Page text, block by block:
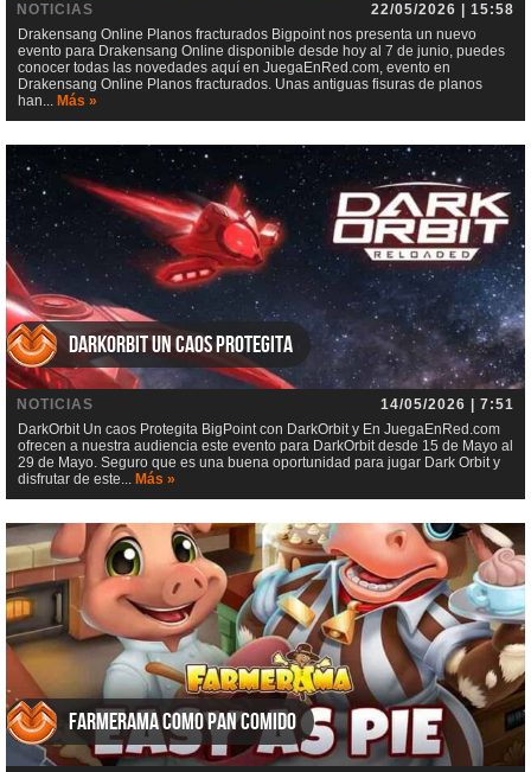
NOTICIAS
22/05/2026 | 15:58
Drakensang Online Planos fracturados Bigpoint nos presenta un nuevo
evento para Drakensang Online disponible desde hoy al 7 de junio, puedes
conocer todas las novedades aquí en JuegaEnRed.com, evento en
Drakensang Online Planos fracturados. Unas antiguas fisuras de planos
han... Más »
DarkOrbit Un caos Protegita
NOTICIAS
14/05/2026 | 7:51
DarkOrbit Un caos Protegita BigPoint con DarkOrbit y En JuegaEnRed.com
ofrecen a nuestra audiencia este evento para DarkOrbit desde 15 de Mayo al
29 de Mayo. Seguro que es una buena oportunidad para jugar Dark Orbit y
disfrutar de este... Más »
Farmerama Como pan comido